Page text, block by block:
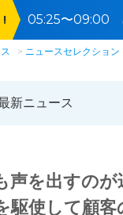
! 05:25〜09:00
ニュースセレクション
新ニュース
声を出すの
使して顧客